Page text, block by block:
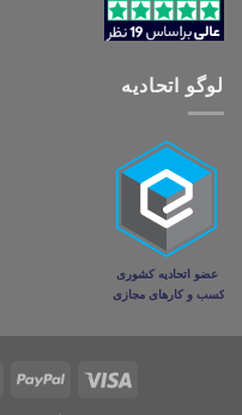
لوگو اتحادیه